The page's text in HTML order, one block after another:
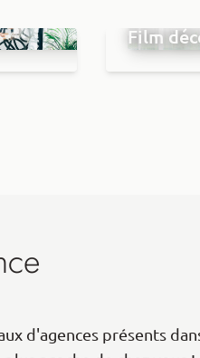
Film
d'agences présents